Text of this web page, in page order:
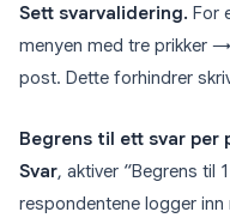
Sett svarvalidering. For
menyen med tre prikker →
post. Dette forhindrer
Begrens til ett svar per
Svar, aktiver “Begrens til
respondentene logger